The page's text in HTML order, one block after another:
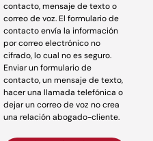
contacto, mensaje de texto o
correo de voz. El formulario de
contacto envía la información
por correo electrónico no
cifrado, lo cual no es seguro.
Enviar un formulario de
contacto, un mensaje de texto,
hacer una llamada telefónica o
dejar un correo de voz no crea
una relación abogado-cliente.